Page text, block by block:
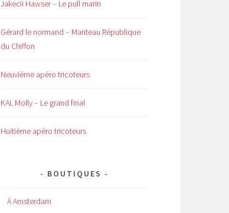
Jakecii Hawser – Le pull marin
Gérard le normand – Manteau République
du Chiffon
Neuvième apéro tricoteurs
KAL Molly – Le grand final
Huitième apéro tricoteurs
BOUTIQUES
À Amsterdam